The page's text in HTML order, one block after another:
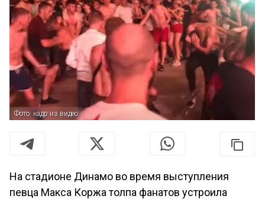
Фото: кадр из видео
На стадионе Динамо во время выступления
певца Макса Коржа толпа фанатов устроила